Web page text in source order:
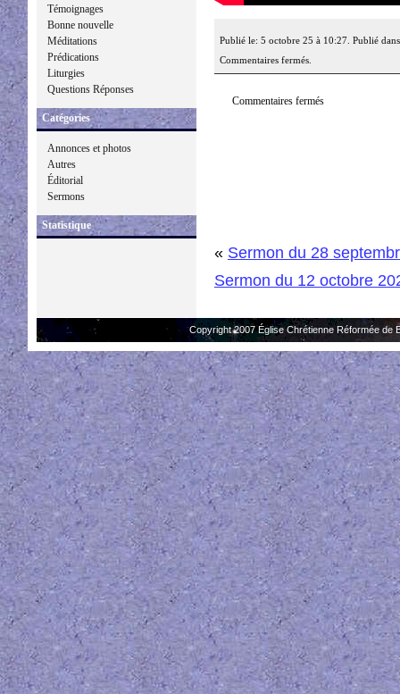
Témoignages
Bonne nouvelle
Méditations
Prédications
Liturgies
Questions Réponses
Catégories
Annonces et photos
Autres
Éditorial
Sermons
Statistique
Publié le: 5 octobre 25 à 10:27. Publié
Commentaires fermés.
Commentaires fermés
« Sermon du 28
Sermon du 12 octobre
Copyright 2007 Église Chrétienne Réformée de